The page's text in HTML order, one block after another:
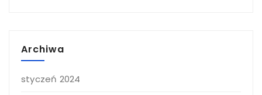
Archiwa
styczeń 2024